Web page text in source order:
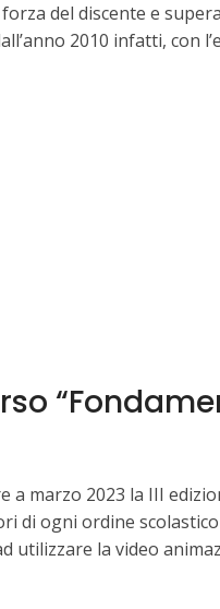
del discente e
2010 infatti, con
a marzo 2023 la III
di ogni ordine
utilizzare la video